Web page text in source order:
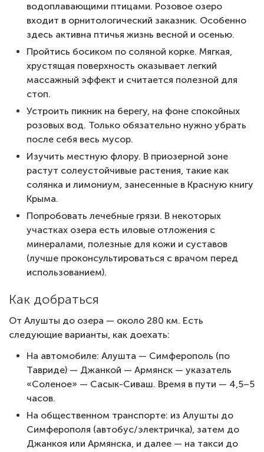
водоплавающими птицами. Розовое озеро
входит в орнитологический заказник. Особенно
здесь активна птичья жизнь весной и осенью.
Пройтись босиком по соляной корке. Мягкая,
хрустящая поверхность оказывает легкий
массажный эффект и считается полезной для
стоп.
Устроить пикник на берегу, на фоне спокойных
розовых вод. Только обязательно нужно убрать
после себя весь мусор.
Изучить местную флору. В приозерной зоне
растут солеустойчивые растения, такие как
солянка и лимониум, занесенные в Красную книгу
Крыма.
Попробовать лечебные грязи. В некоторых
участках озера есть иловые отложения с
минералами, полезные для кожи и суставов
(лучше проконсультироваться с врачом перед
использованием).
Как добраться
От Алушты до озера — около 280 км. Есть
следующие варианты, как доехать:
На автомобиле: Алушта — Симферополь (по
Тавриде) — Джанкой — Армянск — указатель
«Соленое» — Сасык-Сиваш. Время в пути — 4,5–5
часов.
На общественном транспорте: из Алушты до
Симферополя (автобус/электричка), затем до
Джанкоя или Армянска, и далее — на такси до